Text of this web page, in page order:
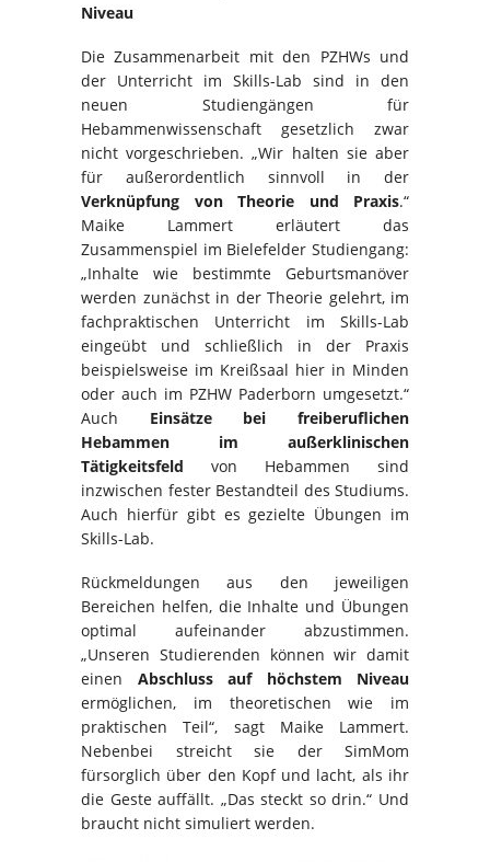
Niveau
Die Zusammenarbeit mit den PZHWs und
der Unterricht im Skills-Lab sind in den
neuen Studiengängen für
Hebammenwissenschaft gesetzlich zwar
nicht vorgeschrieben. „Wir halten sie aber
für außerordentlich sinnvoll in der
Verknüpfung von Theorie und Praxis.“
Maike Lammert erläutert das
Zusammenspiel im Bielefelder Studiengang:
„Inhalte wie bestimmte Geburtsmanöver
werden zunächst in der Theorie gelehrt, im
fachpraktischen Unterricht im Skills-Lab
eingeübt und schließlich in der Praxis
beispielsweise im Kreißsaal hier in Minden
oder auch im PZHW Paderborn umgesetzt.“
Auch Einsätze bei freiberuflichen
Hebammen im außerklinischen
Tätigkeitsfeld von Hebammen sind
inzwischen fester Bestandteil des Studiums.
Auch hierfür gibt es gezielte Übungen im
Skills-Lab.
Rückmeldungen aus den jeweiligen
Bereichen helfen, die Inhalte und Übungen
optimal aufeinander abzustimmen.
„Unseren Studierenden können wir damit
einen Abschluss auf höchstem Niveau
ermöglichen, im theoretischen wie im
praktischen Teil“, sagt Maike Lammert.
Nebenbei streicht sie der SimMom
fürsorglich über den Kopf und lacht, als ihr
die Geste auffällt. „Das steckt so drin.“ Und
braucht nicht simuliert werden.